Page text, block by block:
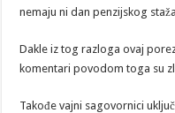
nemaju ni dan penzijskog
Dakle iz tog razloga ovaj
komentari povodom toga su
Takođe vajni sagovornici